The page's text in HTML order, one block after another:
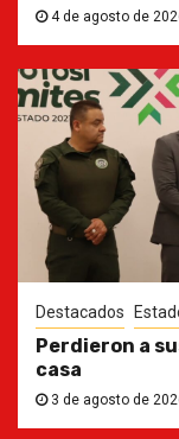
4 de agosto de
Destacados
Perdieron a
casa
3 de agosto de